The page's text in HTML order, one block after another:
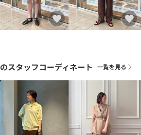
のスタッフコーディネート 一覧を見る